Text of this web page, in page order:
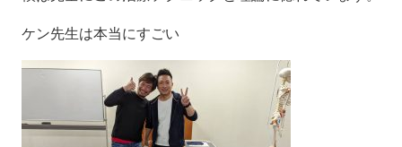
ケン先生は本当にすごい